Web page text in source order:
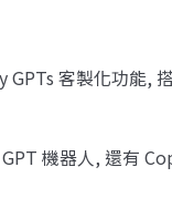
客製化功能
機器人, 還有